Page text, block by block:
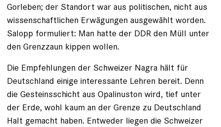
Gorleben; der Standort war aus politischen, nicht aus
wissenschaftlichen Erwägungen ausgewählt worden.
Salopp formuliert: Man hatte der DDR den Müll unter
den Grenzzaun kippen wollen.
Die Empfehlungen der Schweizer Nagra hält für
Deutschland einige interessante Lehren bereit. Denn
die Gesteinsschicht aus Opalinuston wird, tief unter
der Erde, wohl kaum an der Grenze zu Deutschland
Halt gemacht haben. Entweder liegen die Schweizer